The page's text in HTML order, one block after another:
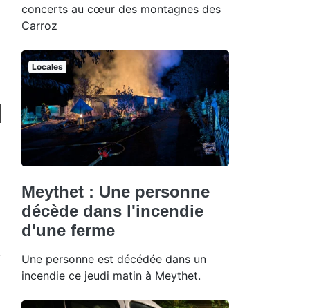
concerts au cœur des montagnes des
Carroz
Locales
Meythet : Une personne
décède dans l'incendie
d'une ferme
Une personne est décédée dans un
incendie ce jeudi matin à Meythet.